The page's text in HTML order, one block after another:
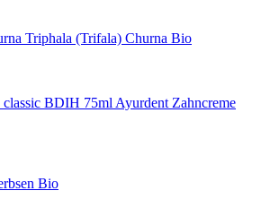
Triphala (Trifala) Churna Bio
Ayurdent Zahncreme
Bio